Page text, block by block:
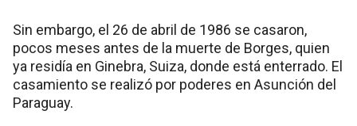
Sin embargo, el 26 de abril de 1986 se casaron,
pocos meses antes de la muerte de Borges, quien
ya residía en Ginebra, Suiza, donde está enterrado. El
casamiento se realizó por poderes en Asunción del
Paraguay.